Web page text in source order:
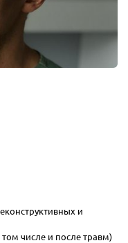
и
числе и после травм)